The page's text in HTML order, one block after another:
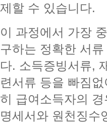
제할 수 있습니다.
이 과정에서 가장
구하는 정확한 서
다. 소득증빙서류,
련서류 등을 빠짐
히 급여소득자의
명세서와 원천징수